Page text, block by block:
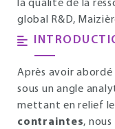
la qualité de la
global R&D,
Après avoir abordé
sous un angle
mettant en relief
contraintes,